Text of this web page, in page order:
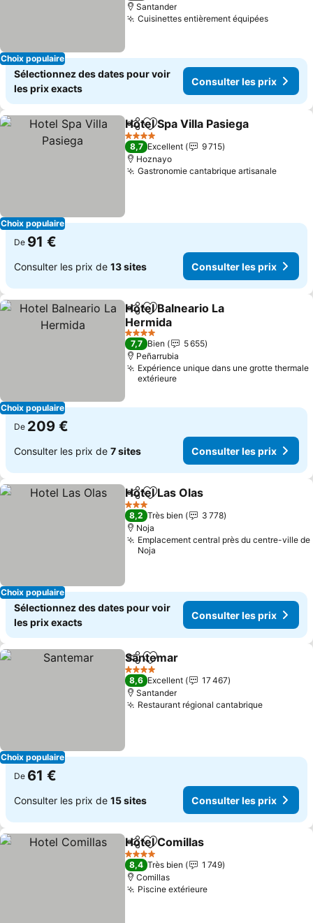
Choix populaire
Santander
Cuisinettes entièrement équipées
Sélectionnez des dates pour voir
les prix exacts
Consulter les prix
Choix populaire
PartagerAjouter à mes favoris
Hotel Spa Villa Pasiega
4 Étoiles
8,7 Excellent
9 715
Hoznayo
Gastronomie cantabrique artisanale
De 91 €
Consulter les prix de 13 sites Consulter les prix
Choix populaire
PartagerAjouter à mes favoris
Hotel Balneario La
Hermida
4 Étoiles
7,7 Bien
5 655
Peñarrubia
Expérience unique dans une grotte thermale
extérieure
De 209 €
Consulter les prix de 7 sites Consulter les prix
Choix populaire
PartagerAjouter à mes favoris
Hotel Las Olas
3 Étoiles
8,2 Très bien
3 778
Noja
Emplacement central près du centre-ville de
Noja
Sélectionnez des dates pour voir
les prix exacts
Consulter les prix
Choix populaire
PartagerAjouter à mes favoris
Santemar
4 Étoiles
8,6 Excellent
17 467
Santander
Restaurant régional cantabrique
De 61 €
Consulter les prix de 15 sites Consulter les prix
PartagerAjouter à mes favoris
Hotel Comillas
4 Étoiles
8,4 Très bien
1 749
Comillas
Piscine extérieure